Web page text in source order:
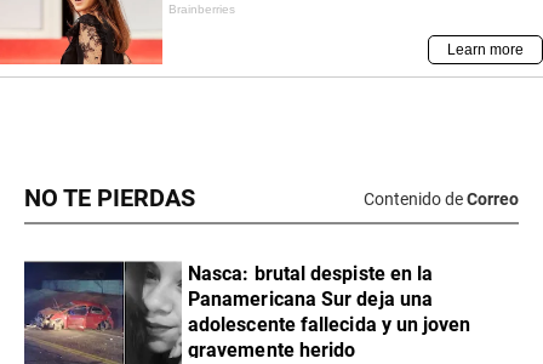
NO TE PIERDAS Contenido deCorreo
Nasca: brutal despiste en la
Panamericana Sur deja una
adolescente fallecida y un joven
gravemente herido